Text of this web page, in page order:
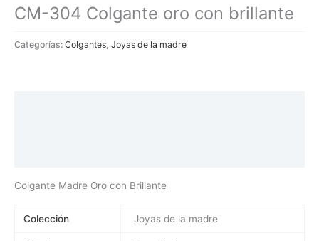
CM-304 Colgante oro con brillante
Categorías: Colgantes Joyas de la madre
Colgante Madre Oro con Brillante
Colección Joyas de la madre